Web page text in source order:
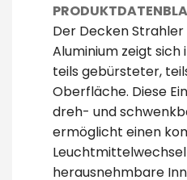
Der Decken Strahler
Aluminium zeigt sich
teils gebürsteter,
Oberfläche. Diese
dreh- und
ermöglicht einen
herausnehmbare